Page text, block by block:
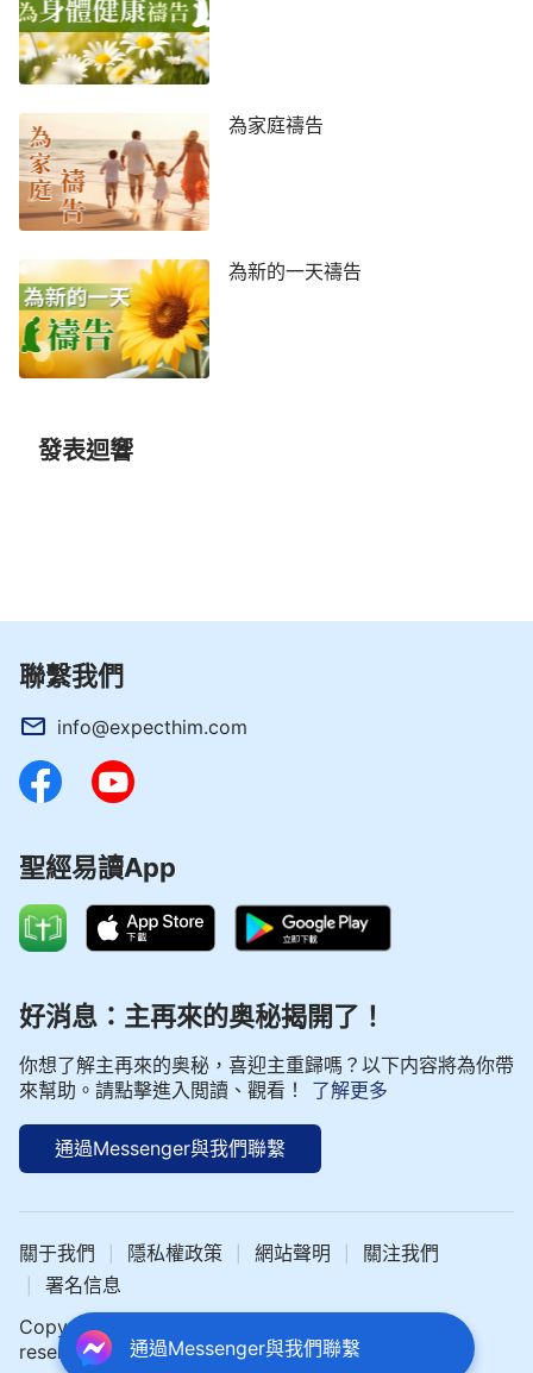
為家庭禱告
為新的一天禱告
發表迴響
聯繫我們
info@expecthim.com
聖經易讀App
好消息：主再來的奥秘揭開了！
你想了解主再來的奥秘，喜迎主重歸嗎？以下内容將為你帶
來幫助。請點擊進入閲讀、觀看！
了解更多
通過Messenger與我們聯繫
關于我們 隱私權政策 網站聲明 關注我們
署名信息
Copyright © 2024 中文聖經網 All rights
reserved.
通過Messenger與我們聯繫